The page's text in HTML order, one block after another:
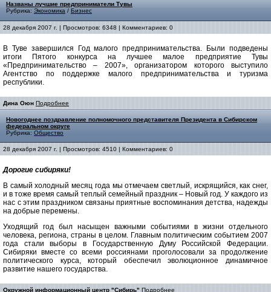
Названы лучшие предприниматели Тувы
Рубрика: Экономика / Бизнес
28 декабря 2007 г. | Просмотров: 6348 | Комментариев: 0
В Туве завершился Год малого предпринимательства. Были подведены
итоги Пятого конкурса на лучшее малое предприятие Тувы
«Предпринимательство – 2007», организатором которого выступило
Агентство по поддержке малого предпринимательства и туризма
республики.
Дина Оюн Подробнее
Новогоднее поздравление полномочного представителя Президента в Сибирском
федеральном округе
Рубрика: Общество
28 декабря 2007 г. | Просмотров: 4510 | Комментариев: 0
Дорогие сибиряки!
В самый холодный месяц года мы отмечаем светлый, искрящийся, как снег,
и в тоже время самый теплый семейный праздник – Новый год. У каждого из
нас с этим праздником связаны приятные воспоминания детства, надежды
на добрые перемены.
Уходящий год был насыщен важными событиями в жизни отдельного
человека, региона, страны в целом. Главным политическим событием 2007
года стали выборы в Государственную Думу Российской Федерации.
Сибиряки вместе со всеми россиянами проголосовали за продолжение
политического курса, который обеспечил эволюционное динамичное
развитие нашего государства.
Окружной информационный центр "Сибирь" Подробнее